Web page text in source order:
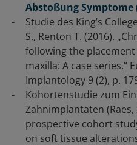
Abstoßung
Studie des King’s
S., Renton T. (2016).
following the
maxilla: A case series.“
Implantology 9 (2), p.
Kohortenstudie zum
Zahnimplantaten (Raes,
prospective cohort
on soft tissue